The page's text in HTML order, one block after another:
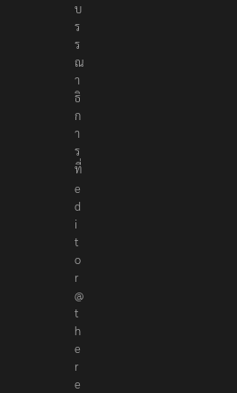
บ
ร
ร
ณ
า
ธิ
ก
า
ร
ที่
e
d
i
t
o
r
@
t
h
e
r
e